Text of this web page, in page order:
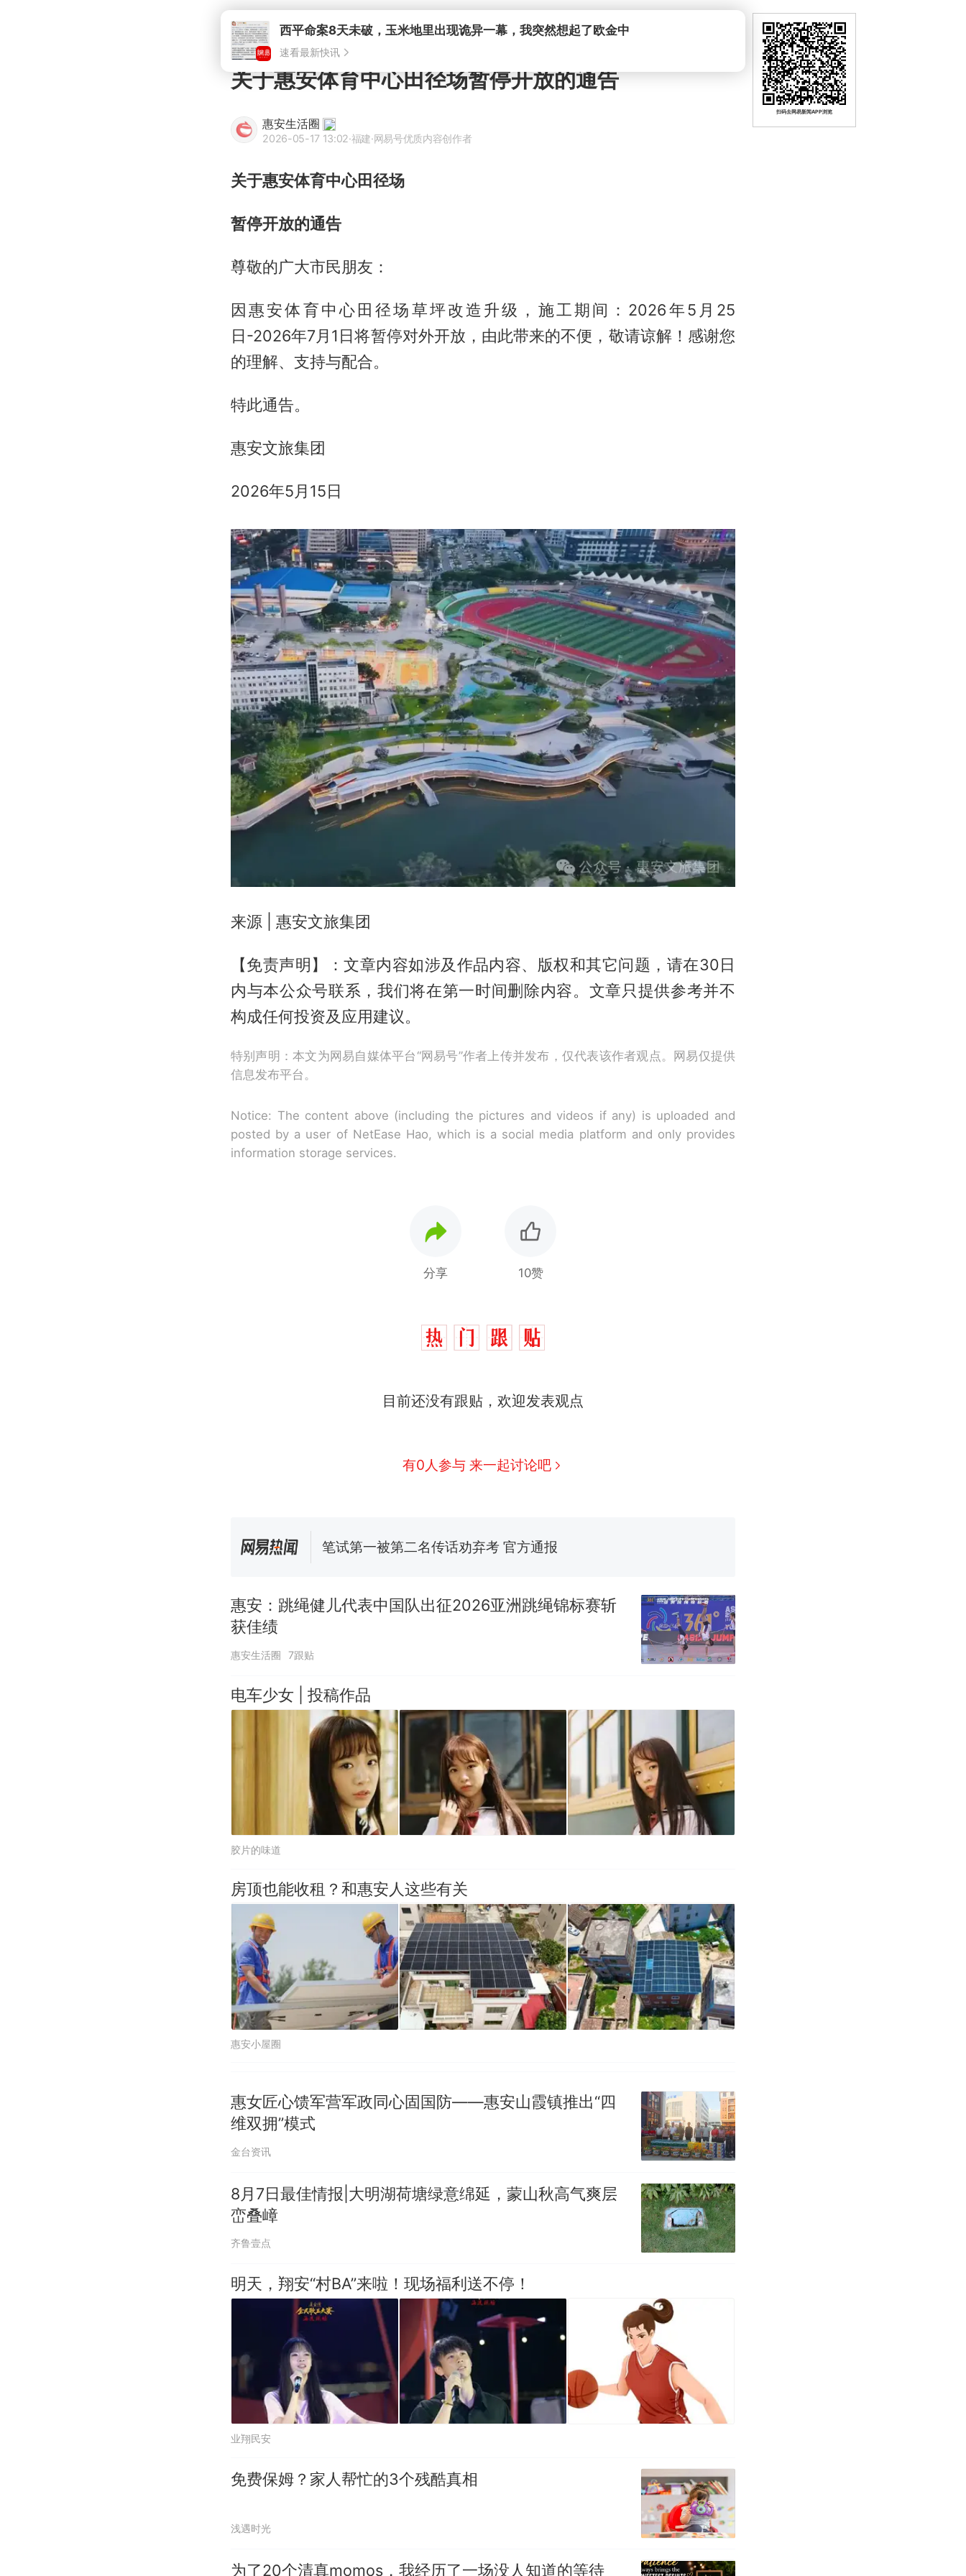
关于惠安体育中心田径场暂停开放的通告
惠安生活圈
2026-05-17 13:02·福建·网易号优质内容创作者
关于惠安体育中心田径场
暂停开放的通告
尊敬的广大市民朋友：
因惠安体育中心田径场草坪改造升级，施工期间：2026年5月25
日-2026年7月1日将暂停对外开放，由此带来的不便，敬请谅解！感谢您
的理解、支持与配合。
特此通告。
惠安文旅集团
2026年5月15日
来源 | 惠安文旅集团
【免责声明】：文章内容如涉及作品内容、版权和其它问题，请在30日
内与本公众号联系，我们将在第一时间删除内容。文章只提供参考并不
构成任何投资及应用建议。
特别声明：本文为网易自媒体平台“网易号”作者上传并发布，仅代表该作者观点。网易仅提供
信息发布平台。
Notice: The content above (including the pictures and videos if any) is uploaded and
posted by a user of NetEase Hao, which is a social media platform and only provides
information storage services.
分享 10赞
目前还没有跟贴，欢迎发表观点
有0人参与 来一起讨论吧
费大厨“全国小炒肉大王”称号，仅凭视频评出？中国烹饪协会回
笔试第一被第二名传话劝弃考 官方通报
招聘，成立调查组全面核查
那个在床头放菜刀的女孩，因老师一句“跟我回家”改写了人生
惠安：跳绳健儿代表中国队出征2026亚洲跳绳锦标赛斩
获佳绩
惠安生活圈 7跟贴
电车少女 | 投稿作品
胶片的味道
房顶也能收租？和惠安人这些有关
惠安小屋圈
惠女匠心馈军营军政同心固国防——惠安山霞镇推出“四
维双拥”模式
金台资讯
8月7日最佳情报|大明湖荷塘绿意绵延，蒙山秋高气爽层
峦叠嶂
齐鲁壹点
明天，翔安“村BA”来啦！现场福利送不停！
业翔民安
免费保姆？家人帮忙的3个残酷真相
浅遇时光
为了20个清真momos，我经历了一场没人知道的等待
扫码去网易新闻APP浏览